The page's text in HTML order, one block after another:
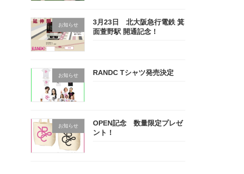
お知らせ
3月23日 北大阪急行電鉄 箕
面萱野駅 開通記念！
お知らせ RANDC Tシャツ発売決定
お知らせ
OPEN記念 数量限定プレゼ
ント！